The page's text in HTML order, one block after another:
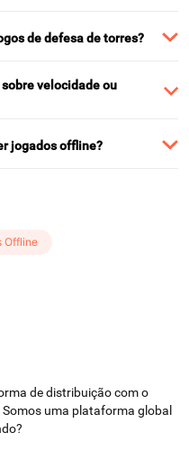
de defesa de torres?
velocidade ou
jogados offline?
Offline
de distribuição com o
uma plataforma global